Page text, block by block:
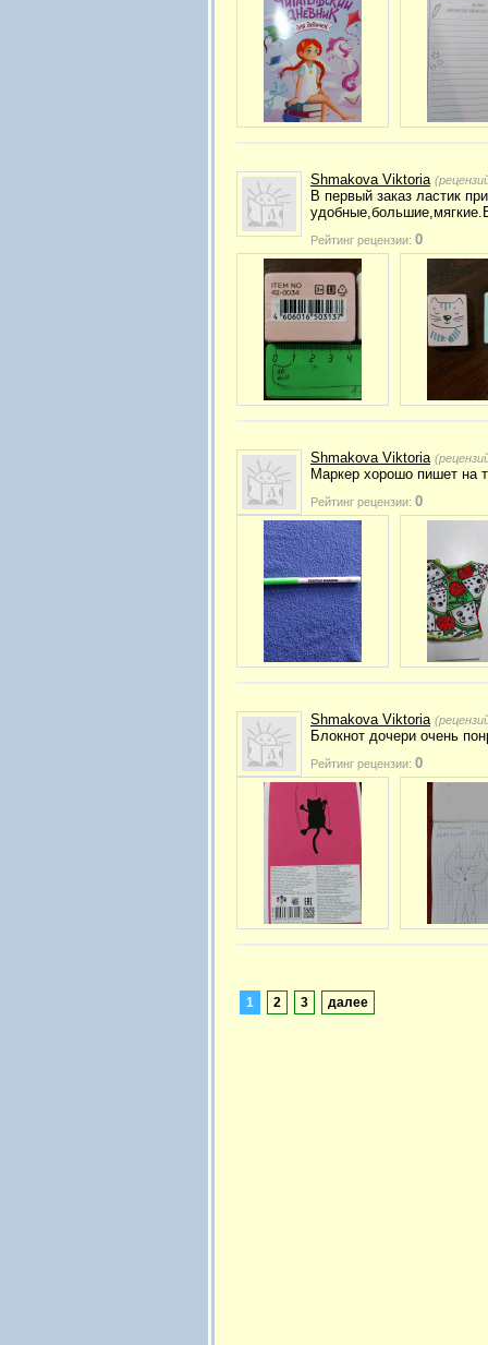
Shmakova Viktoria
В первый заказ ластик
Рейтинг рецензии: 0
Shmakova Viktoria
Маркер хорошо пишет на
Рейтинг рецензии: 0
Shmakova Viktoria
Блокнот дочери очень
Рейтинг рецензии: 0
1 2 3 далее